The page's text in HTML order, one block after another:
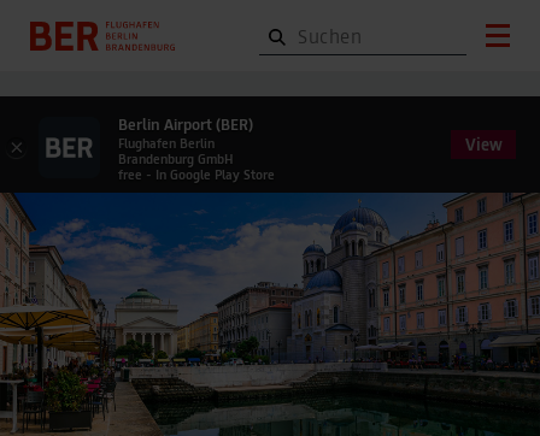
×
Berlin Airport (BER)
Flughafen Berlin
Brandenburg GmbH
free - In Google Play Store
View